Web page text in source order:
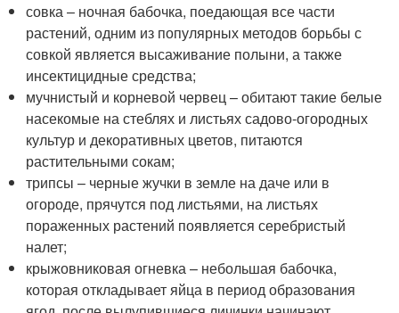
совка – ночная бабочка, поедающая все части
растений, одним из популярных методов борьбы с
совкой является высаживание полыни, а также
инсектицидные средства;
мучнистый и корневой червец – обитают такие белые
насекомые на стеблях и листьях садово-огородных
культур и декоративных цветов, питаются
растительными сокам;
трипсы – черные жучки в земле на даче или в
огороде, прячутся под листьями, на листьях
пораженных растений появляется серебристый
налет;
крыжовниковая огневка – небольшая бабочка,
которая откладывает яйца в период образования